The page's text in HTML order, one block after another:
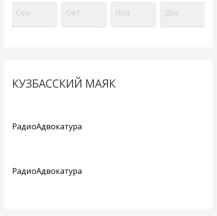
Сен Окт Ноя Дек
КУЗБАССКИЙ МАЯК
РадиоАдвокатура
РадиоАдвокатура